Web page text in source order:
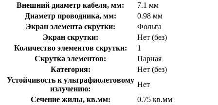
Внешний диаметр кабеля, мм:
7.1 мм
Диаметр проводника, мм:
0.98 мм
Экран элемента скрутки:
Фольга
Экран скрутки:
Нет (без)
Количество элементов скрутки:
1
Скрутка элементов:
Парная
Категория:
Нет (без)
Устойчивость к ультрафиолетовому
излучению:
Нет
Сечение жилы, кв.мм:
0.75 кв.мм